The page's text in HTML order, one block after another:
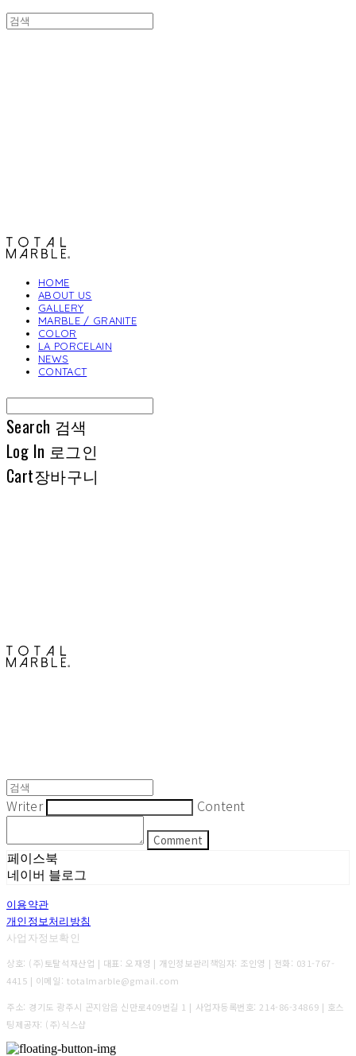
HOME
ABOUT US
GALLERY
MARBLE / GRANITE
COLOR
LA PORCELAIN
NEWS
CONTACT
Search 검색
Log In 로그인
Cart장바구니
Writer Content
Comment
페이스북
네이버 블로그
이용약관
개인정보처리방침
사업자정보확인
상호: (주)토탈석재산업 | 대표: 오재영 | 개인정보관리책임자: 조인영 | 전화: 031-767-
4415 | 이메일: totalmarble@gmail.com
주소: 경기도 광주시 곤지암읍 신만로409번길 1 | 사업자등록번호:214-86-34869 | 호스
팅제공자: (주)식스샵